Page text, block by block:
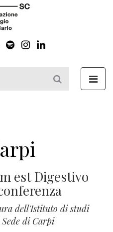
est Digestivo
dell'Istituto di studi
di Carpi